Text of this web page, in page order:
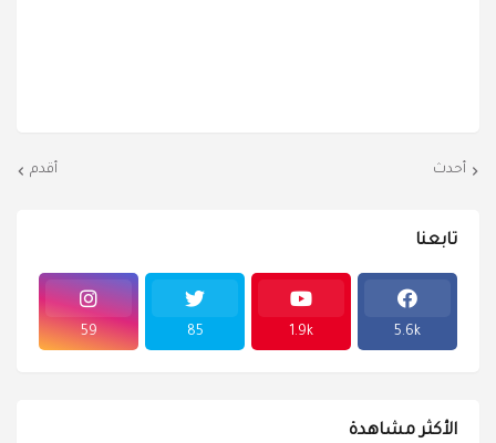
أحدث أقدم
تابعنا
5.6k
1.9k
85
59
الأكثر مشاهدة